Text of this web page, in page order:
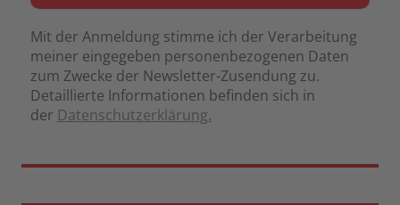
Mit der Anmeldung stimme ich der Verarbeitung
meiner eingegeben personenbezogenen Daten
zum Zwecke der Newsletter-Zusendung zu.
Detaillierte Informationen befinden sich in
der Datenschutzerklärung.